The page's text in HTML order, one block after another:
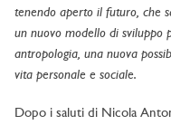
tenendo aperto il futuro, che
un nuovo modello di sviluppo
antropologia, una nuova
vita personale e sociale.
Dopo i saluti di Nicola